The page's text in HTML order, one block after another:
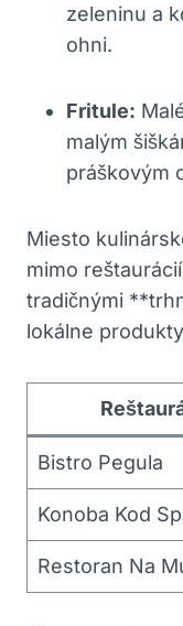
zeleninu a
ohni.
Fritule:
malým
práškovým
Miesto
mimo
tradičnými
lokálne
Bistro Pegula
Konoba Kod
Restoran Na